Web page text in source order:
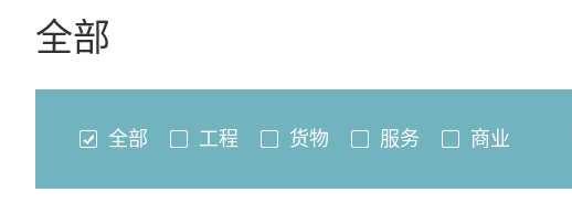
全部
全部 工程 货物 服务 商业